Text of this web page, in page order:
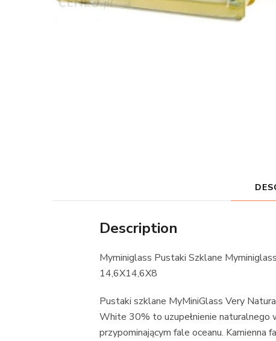
Description
Myminiglass Pustaki Szklane
14,6X14,6X8
Pustaki szklane MyMiniGlass Very
White 30% to uzupełnienie naturalnego
przypominającym fale oceanu.